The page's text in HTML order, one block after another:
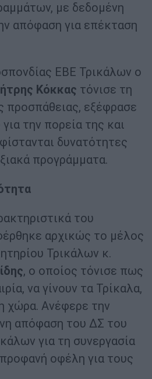
με δεδομένη
απόφαση για επέκταση
ΕΒΕ Τρικάλων ο
Κόκκας τόνισε τη
προσπάθειας, εξέφρασε
την πορεία της και
δυνατότητες
προγράμματα.
του
αρχικώς το μέλος
Τρικάλων κ.
, ο οποίος τόνισε πως
να γίνουν τα Τρίκαλα,
χώρα. Ανέφερε την
απόφαση του ΔΣ του
για τη συνεργασία
οφέλη για τους